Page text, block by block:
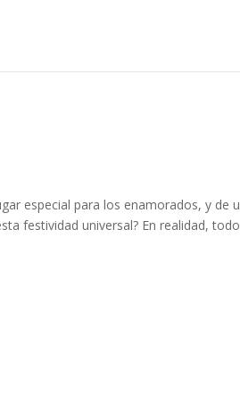
especial para los enamorados, y de
festividad universal? En realidad, todo